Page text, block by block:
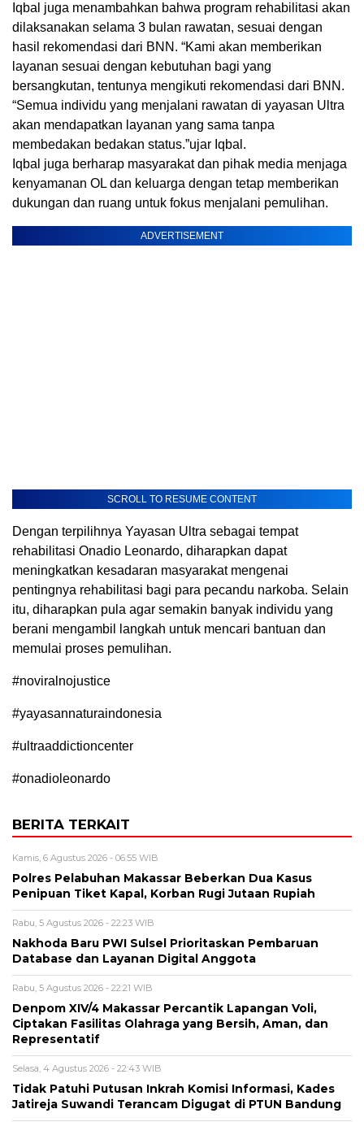
Iqbal juga menambahkan bahwa program rehabilitasi akan
dilaksanakan selama 3 bulan rawatan, sesuai dengan
hasil rekomendasi dari BNN. “Kami akan memberikan
layanan sesuai dengan kebutuhan bagi yang
bersangkutan, tentunya mengikuti rekomendasi dari BNN.
“Semua individu yang menjalani rawatan di yayasan Ultra
akan mendapatkan layanan yang sama tanpa
membedakan bedakan status.”ujar Iqbal.
Iqbal juga berharap masyarakat dan pihak media menjaga
kenyamanan OL dan keluarga dengan tetap memberikan
dukungan dan ruang untuk fokus menjalani pemulihan.
ADVERTISEMENT
SCROLL TO RESUME CONTENT
Dengan terpilihnya Yayasan Ultra sebagai tempat
rehabilitasi Onadio Leonardo, diharapkan dapat
meningkatkan kesadaran masyarakat mengenai
pentingnya rehabilitasi bagi para pecandu narkoba. Selain
itu, diharapkan pula agar semakin banyak individu yang
berani mengambil langkah untuk mencari bantuan dan
memulai proses pemulihan.
#noviralnojustice
#yayasannaturaindonesia
#ultraaddictioncenter
#onadioleonardo
BERITA TERKAIT
Kamis, 6 Agustus 2026 - 06:55 WIB
Polres Pelabuhan Makassar Beberkan Dua Kasus
Penipuan Tiket Kapal, Korban Rugi Jutaan Rupiah
Rabu, 5 Agustus 2026 - 22:23 WIB
Nakhoda Baru PWI Sulsel Prioritaskan Pembaruan
Database dan Layanan Digital Anggota
Rabu, 5 Agustus 2026 - 22:21 WIB
Denpom XIV/4 Makassar Percantik Lapangan Voli,
Ciptakan Fasilitas Olahraga yang Bersih, Aman, dan
Representatif
Selasa, 4 Agustus 2026 - 22:43 WIB
Tidak Patuhi Putusan Inkrah Komisi Informasi, Kades
Jatireja Suwandi Terancam Digugat di PTUN Bandung